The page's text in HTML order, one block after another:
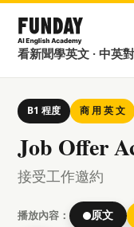
看新聞學英文 · 中英
B1 程度 商 用 英 文
Job Offer
接受工作邀約
播放內容： 原文